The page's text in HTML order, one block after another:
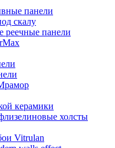
панели
скалу
реечные панели
керамики
холсты
Vitrulan